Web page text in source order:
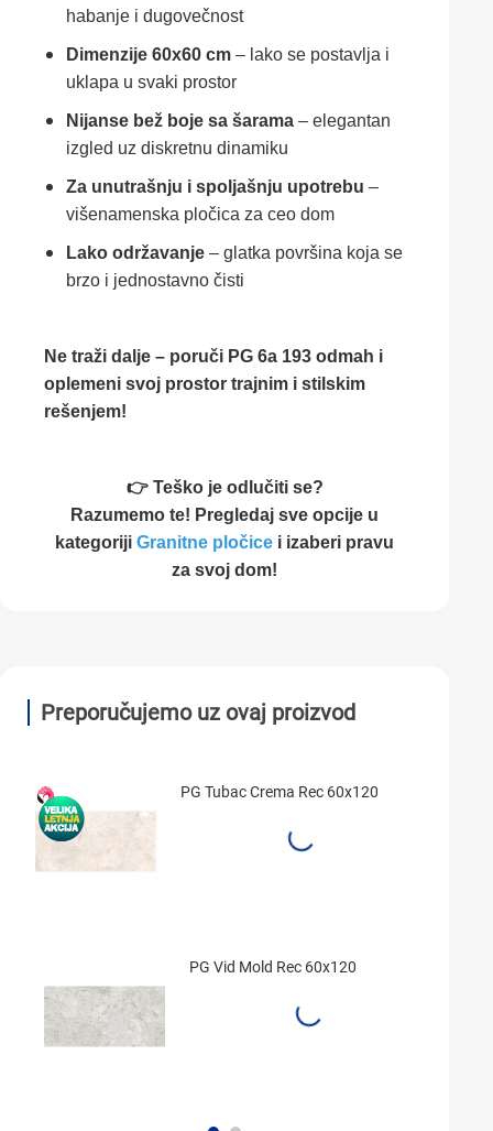
habanje i dugovečnost
Dimenzije 60x60 cm – lako se postavlja i
uklapa u svaki prostor
Nijanse bež boje sa šarama – elegantan
izgled uz diskretnu dinamiku
Za unutrašnju i spoljašnju upotrebu –
višenamenska pločica za ceo dom
Lako održavanje – glatka površina koja se
brzo i jednostavno čisti
Ne traži dalje – poruči PG 6a 193 odmah i
oplemeni svoj prostor trajnim i stilskim
rešenjem!
👉 Teško je odlučiti se?
Razumemo te! Pregledaj sve opcije u
kategoriji Granitne pločice i izaberi pravu
za svoj dom!
Preporučujemo uz ovaj proizvod
PG Tubac Crema Rec 60x120
PG Vid Mold Rec 60x120